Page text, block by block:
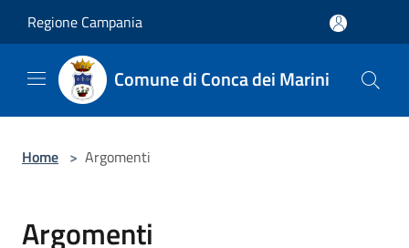
Regione Campania
Comune di Conca dei Marini
Home > Argomenti
Argomenti